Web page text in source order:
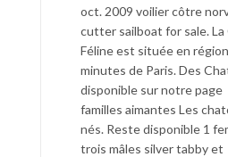
oct. 2009 voilier côtre
cutter sailboat for sale. La
Féline est située en
minutes de Paris. Des
disponible sur notre
familles aimantes Les
nés. Reste disponible 1
trois mâles silver tabby